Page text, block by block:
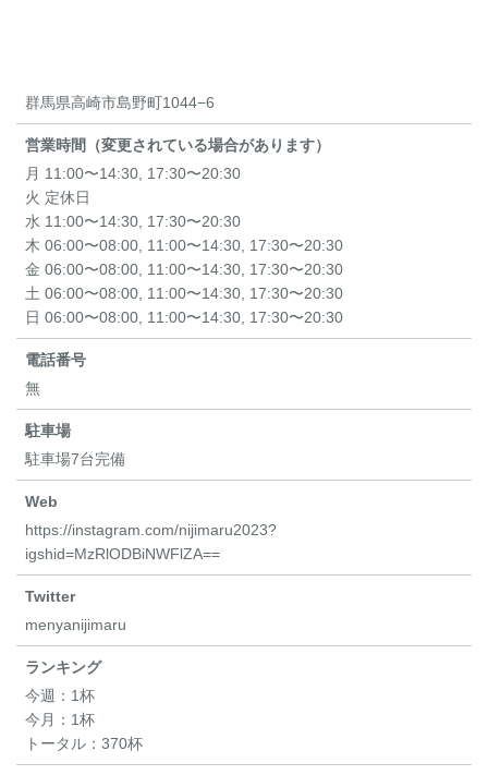
群馬県高崎市島野町1044−6
営業時間（変更されている場合があります）
月 11:00〜14:30, 17:30〜20:30
火 定休日
水 11:00〜14:30, 17:30〜20:30
木 06:00〜08:00, 11:00〜14:30, 17:30〜20:30
金 06:00〜08:00, 11:00〜14:30, 17:30〜20:30
土 06:00〜08:00, 11:00〜14:30, 17:30〜20:30
日 06:00〜08:00, 11:00〜14:30, 17:30〜20:30
電話番号
無
駐車場
駐車場7台完備
Web
https://instagram.com/nijimaru2023?
igshid=MzRlODBiNWFlZA==
Twitter
menyanijimaru
ランキング
今週： 1杯
今月： 1杯
トータル： 370杯